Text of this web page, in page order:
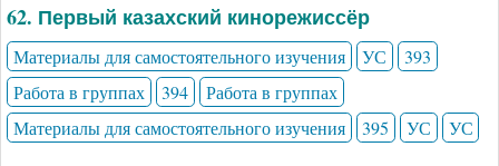
62. Первый казахский кинорежиссёр
Материалы для самостоятельного изучения УС
393
Работа в группах
394
Работа в группах
Материалы для самостоятельного изучения
395 УС УС